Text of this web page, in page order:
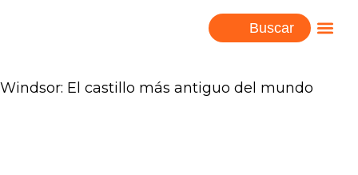
Buscar
Windsor: El castillo más antiguo del mundo